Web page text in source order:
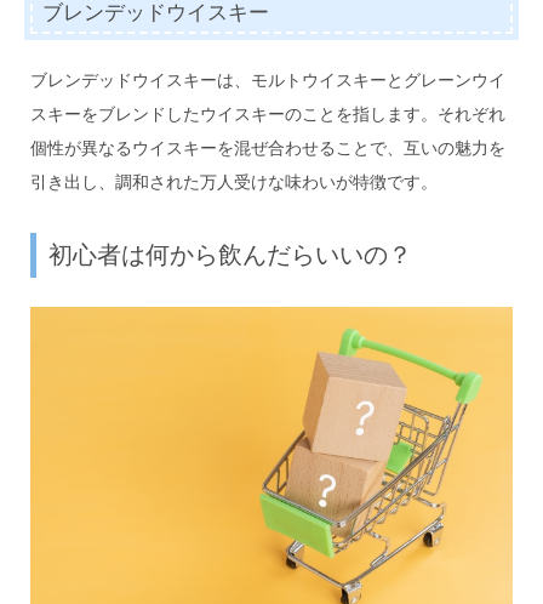
ブレンデッドウイスキー
ブレンデッドウイスキーは、モルトウイスキーとグレーンウイ
スキーをブレンドしたウイスキーのことを指します。それぞれ
個性が異なるウイスキーを混ぜ合わせることで、互いの魅力を
引き出し、調和された万人受けな味わいが特徴です。
初心者は何から飲んだらいいの？